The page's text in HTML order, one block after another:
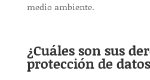
medio ambiente.
¿Cuáles son sus
protección de